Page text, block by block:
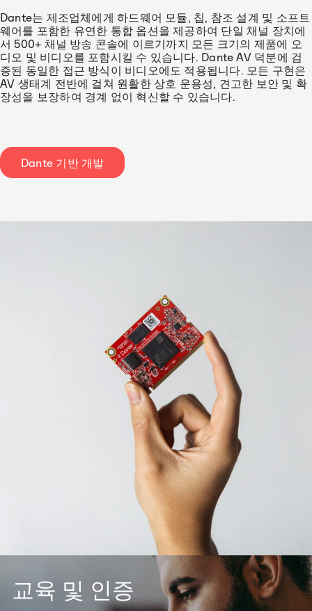
Dante는 제조업체에게 하드웨어 모듈, 칩, 참조 설계 및 소프트
웨어를 포함한 유연한 통합 옵션을 제공하여 단일 채널 장치에
서 500+ 채널 방송 콘솔에 이르기까지 모든 크기의 제품에 오
디오 및 비디오를 포함시킬 수 있습니다. Dante AV 덕분에 검
증된 동일한 접근 방식이 비디오에도 적용됩니다. 모든 구현은
AV 생태계 전반에 걸쳐 원활한 상호 운용성, 견고한 보안 및 확
장성을 보장하여 경계 없이 혁신할 수 있습니다.
Dante 기반 개발
교육 및 인증